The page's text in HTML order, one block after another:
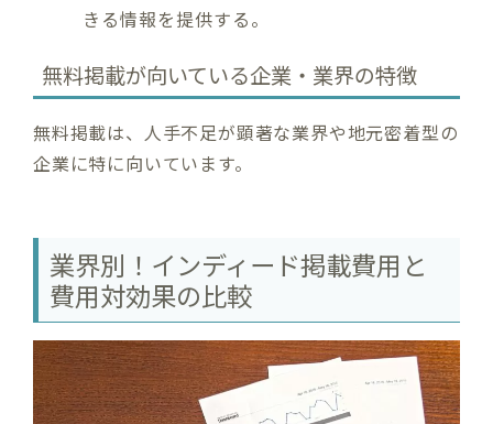
きる情報を提供する。
無料掲載が向いている企業・業界の特徴
無料掲載は、人手不足が顕著な業界や地元密着型の
企業に特に向いています。
業界別！インディード掲載費用と
費用対効果の比較